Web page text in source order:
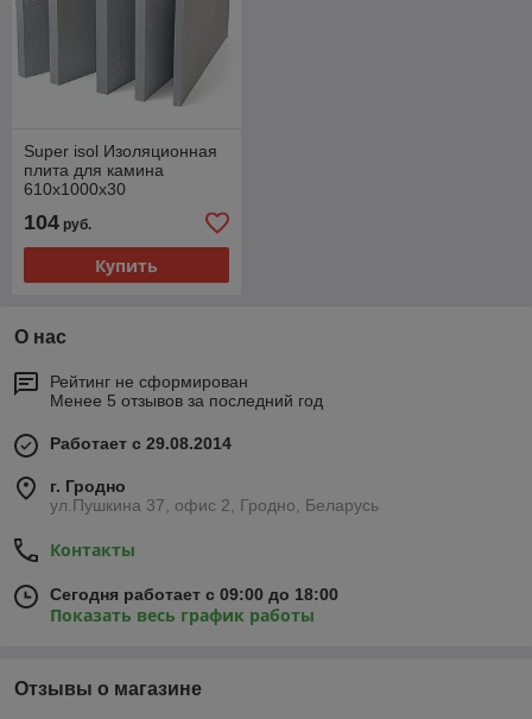
Super isol Изоляционная
плита для камина
610x1000х30
104 руб.
Купить
О нас
Рейтинг не сформирован
Менее 5 отзывов за последний год
Работает с 29.08.2014
г. Гродно
ул.Пушкина 37, офис 2, Гродно, Беларусь
Контакты
Сегодня работает с 09:00 до 18:00
Показать весь график работы
Отзывы о магазине